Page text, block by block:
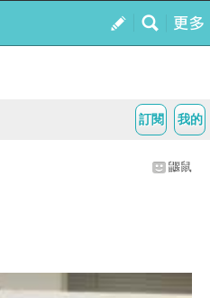
我的
訂閱
鼴鼠